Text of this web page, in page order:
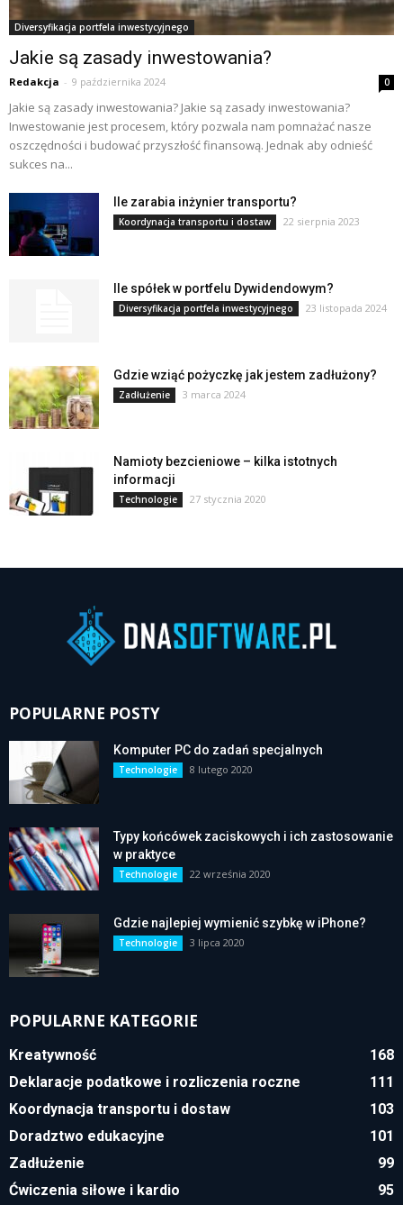
Diversyfikacja portfela inwestycyjnego
Jakie są zasady inwestowania?
Redakcja - 9 października 2024 0
Jakie są zasady inwestowania? Jakie są zasady inwestowania?
Inwestowanie jest procesem, który pozwala nam pomnażać nasze
oszczędności i budować przyszłość finansową. Jednak aby odnieść
sukces na...
Ile zarabia inżynier transportu?
Koordynacja transportu i dostaw 22 sierpnia 2023
Ile spółek w portfelu Dywidendowym?
Diversyfikacja portfela inwestycyjnego 23 listopada 2024
Gdzie wziąć pożyczkę jak jestem zadłużony?
Zadłużenie 3 marca 2024
Namioty bezcieniowe – kilka istotnych
informacji
Technologie 27 stycznia 2020
POPULARNE POSTY
Komputer PC do zadań specjalnych
Technologie 8 lutego 2020
Typy końcówek zaciskowych i ich zastosowanie
w praktyce
Technologie 22 września 2020
Gdzie najlepiej wymienić szybkę w iPhone?
Technologie 3 lipca 2020
POPULARNE KATEGORIE
Kreatywność
168
Deklaracje podatkowe i rozliczenia roczne
111
Koordynacja transportu i dostaw
103
Doradztwo edukacyjne
101
Zadłużenie
99
Ćwiczenia siłowe i kardio
95